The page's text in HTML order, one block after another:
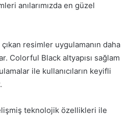
anılarımızda en güzel
resimler uygulamanın daha
Colorful Black altyapısı sağlam
ile kullanıcıların keyifli
teknolojik özellikleri ile